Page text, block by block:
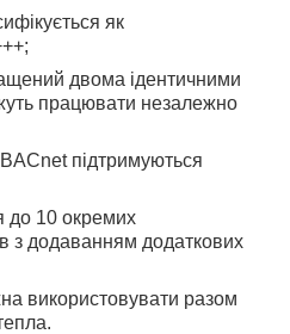
як
двома ідентичними
працювати незалежно
підтримуються
до 10 окремих
з додаванням додаткових
використовувати разом